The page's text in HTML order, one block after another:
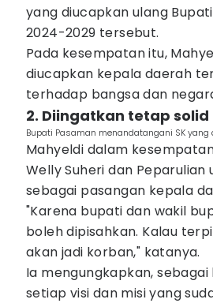
yang diucapkan ulang
2024-2029 tersebut.
Pada kesempatan itu,
diucapkan kepala daerah
terhadap bangsa dan
2. Diingatkan tetap solid
Bupati Pasaman menandatangani SK
Mahyeldi dalam
Welly Suheri dan
sebagai pasangan kepala
"Karena bupati dan wakil
boleh dipisahkan. Kalau
akan jadi korban," katanya.
Ia mengungkapkan,
setiap visi dan misi yang